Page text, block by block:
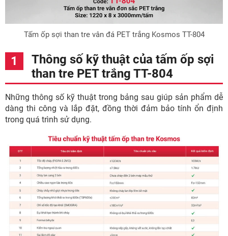
Tấm ốp sợi than tre vân đá PET trắng Kosmos TT-804
Thông số kỹ thuật của tấm ốp sợi
than tre PET trắng TT-804
Những thông số kỹ thuật trong bảng sau giúp sản phẩm dễ
dàng thi công và lắp đặt, đồng thời đảm bảo tính ổn định
trong quá trình sử dụng.